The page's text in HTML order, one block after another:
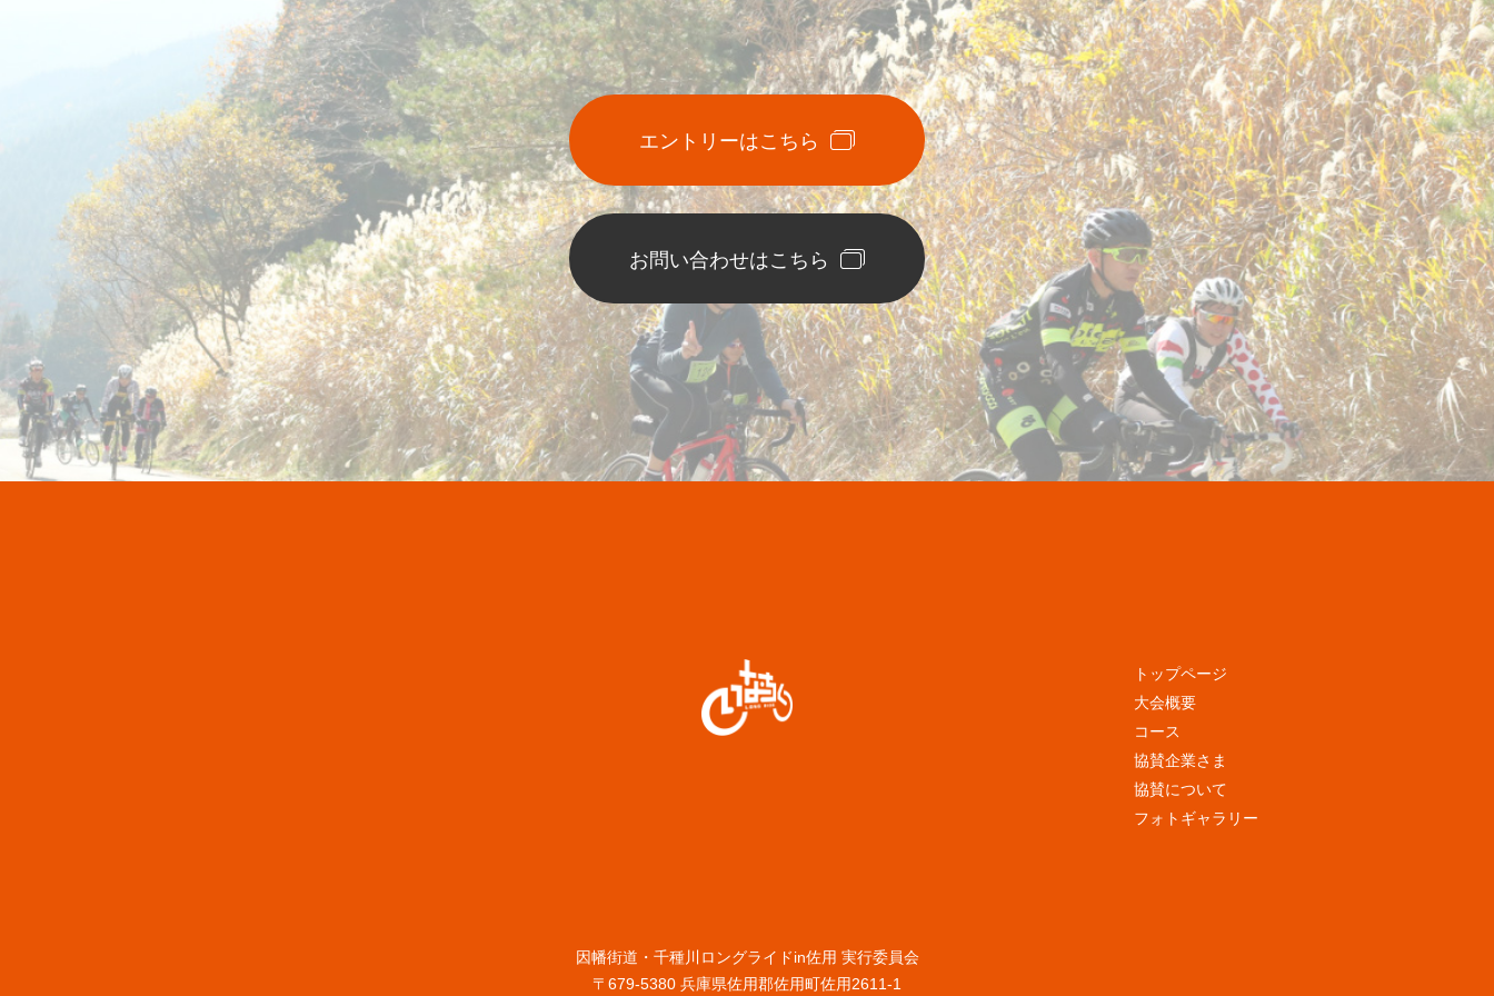
エントリーはこちら
お問い合わせはこちら
トップページ
大会概要
コース
協賛企業さま
協賛について
フォトギャラリー
因幡街道・千種川ロングライドin佐用 実行委員会
〒679-5380 兵庫県佐用郡佐用町佐用2611-1